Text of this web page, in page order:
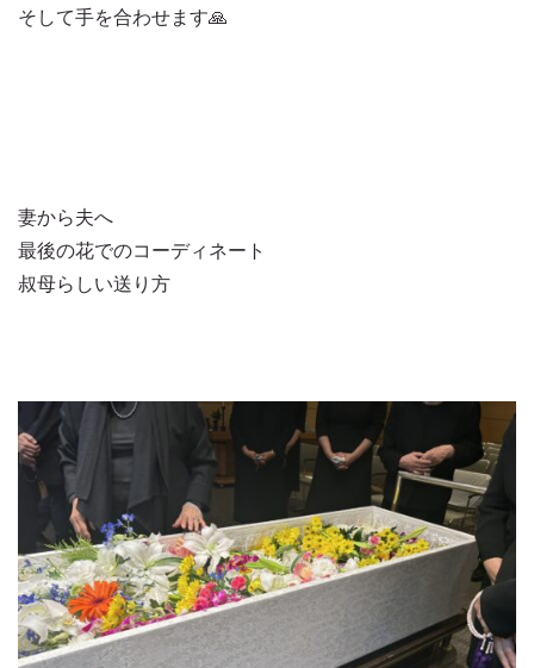
そして手を合わせます🙏
妻から夫へ
最後の花でのコーディネート
叔母らしい送り方